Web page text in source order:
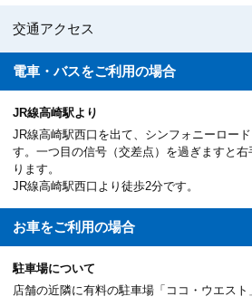
交通アクセス
電車・バスをご利用の場合
JR線高崎駅より
JR線高崎駅西口を出て、シンフォニーロー
す。一つ目の信号（交差点）を過ぎますと
ります。
JR線高崎駅西口より徒歩2分です。
お車をご利用の場合
駐車場について
店舗の近隣に有料の駐車場「ココ・ウエスト